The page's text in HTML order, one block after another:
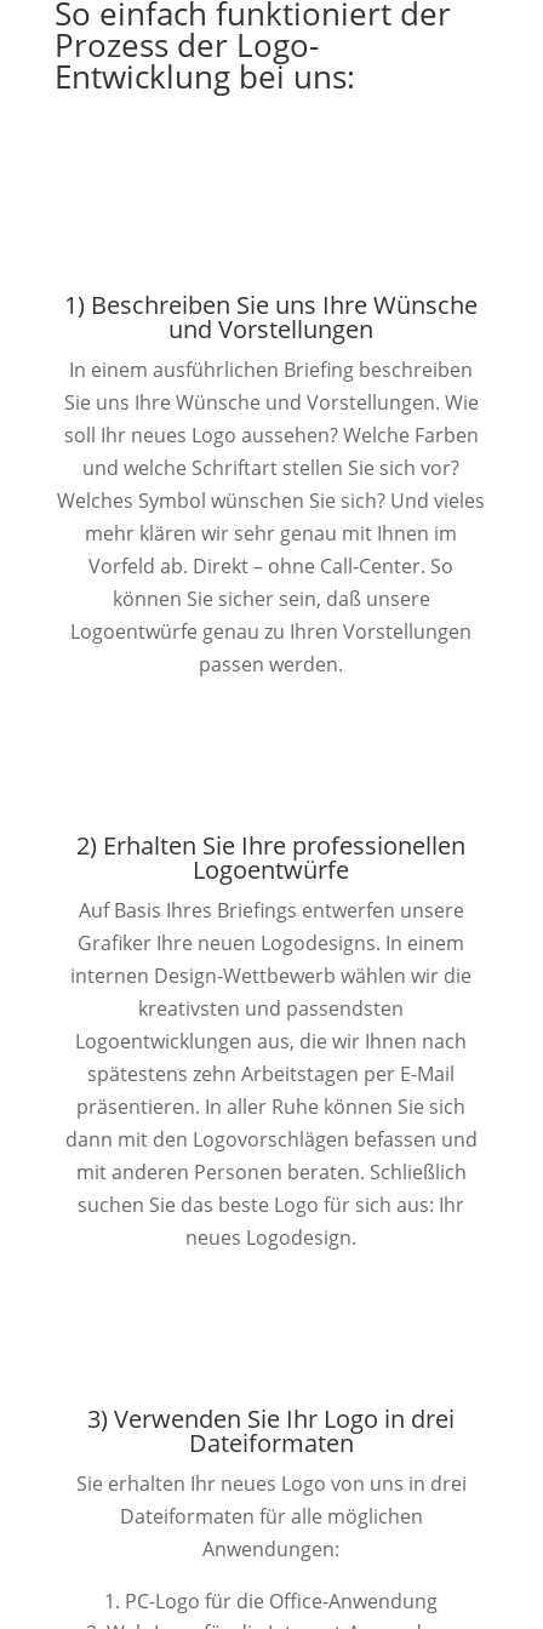
So einfach funktioniert der
Prozess der Logo-
Entwicklung bei uns:
1) Beschreiben Sie uns Ihre Wünsche
und Vorstellungen
In einem ausführlichen Briefing beschreiben
Sie uns Ihre Wünsche und Vorstellungen. Wie
soll Ihr neues Logo aussehen? Welche Farben
und welche Schriftart stellen Sie sich vor?
Welches Symbol wünschen Sie sich? Und vieles
mehr klären wir sehr genau mit Ihnen im
Vorfeld ab. Direkt – ohne Call-Center. So
können Sie sicher sein, daß unsere
Logoentwürfe genau zu Ihren Vorstellungen
passen werden.
2) Erhalten Sie Ihre professionellen
Logoentwürfe
Auf Basis Ihres Briefings entwerfen unsere
Grafiker Ihre neuen Logodesigns. In einem
internen Design-Wettbewerb wählen wir die
kreativsten und passendsten
Logoentwicklungen aus, die wir Ihnen nach
spätestens zehn Arbeitstagen per E-Mail
präsentieren. In aller Ruhe können Sie sich
dann mit den Logovorschlägen befassen und
mit anderen Personen beraten. Schließlich
suchen Sie das beste Logo für sich aus: Ihr
neues Logodesign.
3) Verwenden Sie Ihr Logo in drei
Dateiformaten
Sie erhalten Ihr neues Logo von uns in drei
Dateiformaten für alle möglichen
Anwendungen:
PC-Logo für die Office-Anwendung